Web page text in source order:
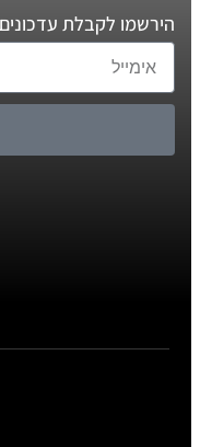
הירשמו לקבלת עדכונים